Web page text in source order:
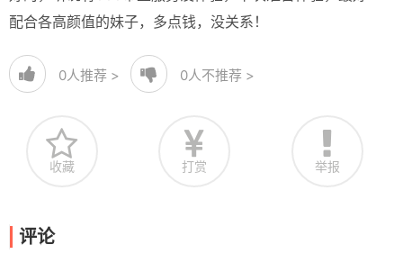
配合各高颜值的妹子，多点钱，没关系！
0人推荐 > 0人不推荐 >
收藏 打赏 举报
评论